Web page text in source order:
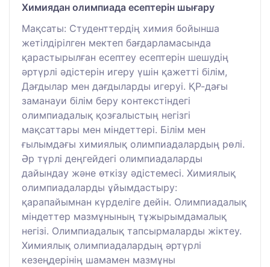
Химиядан олимпиада есептерін шығару
Мақсаты: Студенттердің химия бойынша
жетілдірілген мектеп бағдарламасында
қарастырылған есептеу есептерін шешудің
әртүрлі әдістерін игеру үшін қажетті білім,
Дағдылар мен дағдыларды игеруі. ҚР-дағы
заманауи білім беру контекстіндегі
олимпиадалық қозғалыстың негізгі
мақсаттары мен міндеттері. Білім мен
ғылымдағы химиялық олимпиадалардың рөлі.
Әр түрлі деңгейдегі олимпиадаларды
дайындау және өткізу әдістемесі. Химиялық
олимпиадаларды ұйымдастыру:
қарапайымнан күрделіге дейін. Олимпиадалық
міндеттер мазмұнының тұжырымдамалық
негізі. Олимпиадалық тапсырмаларды жіктеу.
Химиялық олимпиадалардың әртүрлі
кезеңдерінің шамамен мазмұны